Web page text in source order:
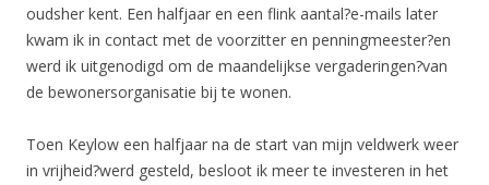
oudsher kent. Een halfjaar en een flink aantal?e-mails later
kwam ik in contact met de voorzitter en penningmeester?en
werd ik uitgenodigd om de maandelijkse vergaderingen?van
de bewonersorganisatie bij te wonen.
Toen Keylow een halfjaar na de start van mijn veldwerk weer
in vrijheid?werd gesteld, besloot ik meer te investeren in het